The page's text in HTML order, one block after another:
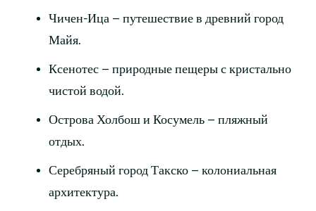
Чичен-Ица – путешествие в древний город
Майя.
Ксенотес – природные пещеры с кристально
чистой водой.
Острова Холбош и Косумель – пляжный
отдых.
Серебряный город Такско – колониальная
архитектура.